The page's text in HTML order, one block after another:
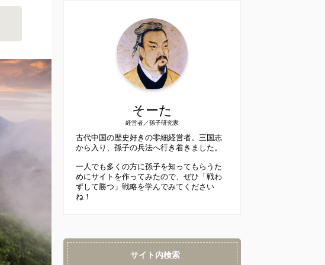
そーた
経営者／孫子研究家
古代中国の歴史好きの零細経営者。三国志
から入り、孫子の兵法へ行き着きました。
一人でも多くの方に孫子を知ってもらうた
めにサイトを作ってみたので、ぜひ「戦わ
ずして勝つ」戦略を学んでみてください
ね！
サイト内検索